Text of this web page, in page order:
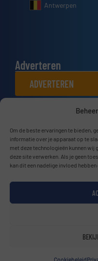
Om de beste ervaringen te bieden,
informatie over je apparaat op te
met deze technologieën kunnen wij
deze site verwerken. Als je geen
kan dit een nadelige invloed
Cookiebeleid
Antwerpen
Adverteren
ADVERTEREN
Connect met ons
LINKEDIN
SCHRIJF JE NU IN
Privacy beleid & Algemene